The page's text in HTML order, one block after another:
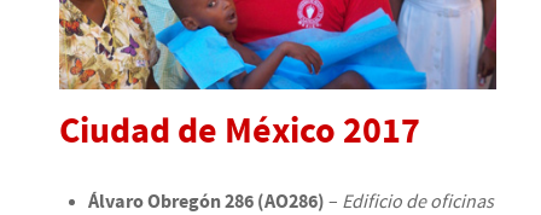
Ciudad de México 2017
Álvaro Obregón 286 (AO286) – Edificio de oficinas